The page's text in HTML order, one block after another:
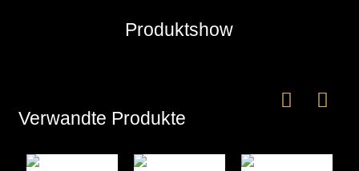
Produktshow
Verwandte Produkte